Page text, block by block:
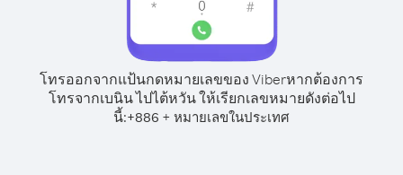
โทรออกจากแป้นกดหมายเลขของ Viberหากต้องการ
โทรจากเบนิน ไปไต้หวัน ให้เรียกเลขหมายดังต่อไป
นี้:+886 + หมายเลขในประเทศ